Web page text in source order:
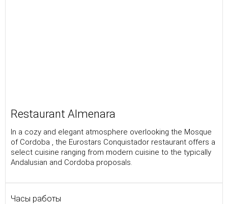
Restaurant Almenara
In a cozy and elegant atmosphere overlooking the Mosque
of Cordoba , the Eurostars Conquistador restaurant offers a
select cuisine ranging from modern cuisine to the typically
Andalusian and Cordoba proposals.
Часы работы